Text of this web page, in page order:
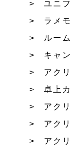
ユニ
ラメ
ルー
キャ
アク
卓上
アク
アク
アク